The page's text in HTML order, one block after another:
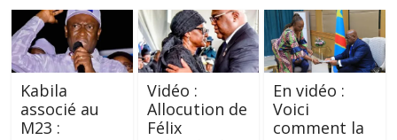
‎Kabila
associé au
M23 :
Vidéo :
Allocution de
Félix
En vidéo :
Voici
comment la